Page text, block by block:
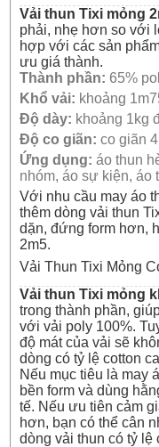
Vải thun Tixi mỏng
phải, nhẹ hơn so với
hợp với các sản
ưu giá thành.
Thành phần: 65%
Khổ vải: khoảng
Độ dày: khoảng 1kg
Độ co giãn: co giãn
Ứng dụng: áo thun
nhóm, áo sự kiện, áo
Với nhu cầu may áo
thêm dòngvải thun
dặn, đứng form hơn,
2m5.
Vải Thun Tixi Mỏng
Vải thun Tixi mỏng
trong thành phần,
với vải poly 100%.
độ mát của vải sẽ
dòng có tỷ lệ cotton
Nếu mục tiêu là may
bền form và dùng
tế. Nếu ưu tiên cảm
hơn, bạn có thể cân
dòng vải thun có tỷ lệ